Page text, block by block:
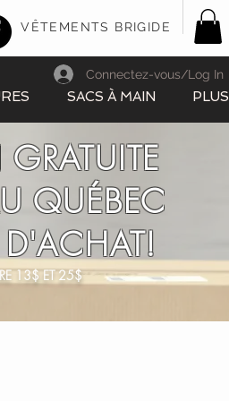
VÊTEMENTS BRIGIDE
SACS À MAIN PLUS
Connectez-vous/Log In
QUÉBEC
13$ ET 25$